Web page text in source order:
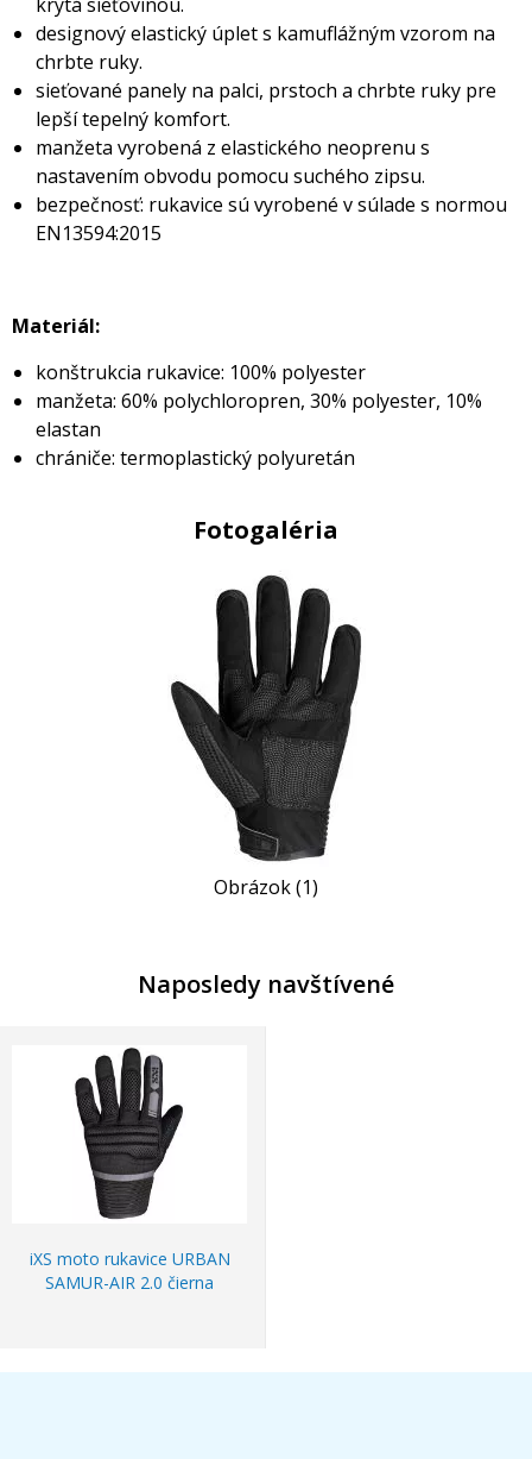
designový elastický úplet s kamuflážným vzorom na
chrbte ruky.
sieťované panely na palci, prstoch a chrbte ruky pre
lepší tepelný komfort.
manžeta vyrobená z elastického neoprenu s
nastavením obvodu pomocu suchého zipsu.
bezpečnosť: rukavice sú vyrobené v súlade s normou
EN13594:2015
Materiál:
konštrukcia rukavice: 100% polyester
manžeta: 60% polychloropren, 30% polyester, 10%
elastan
chrániče: termoplastický polyuretán
Fotogaléria
Obrázok (1)
Naposledy navštívené
iXS moto rukavice URBAN
SAMUR-AIR 2.0 čierna